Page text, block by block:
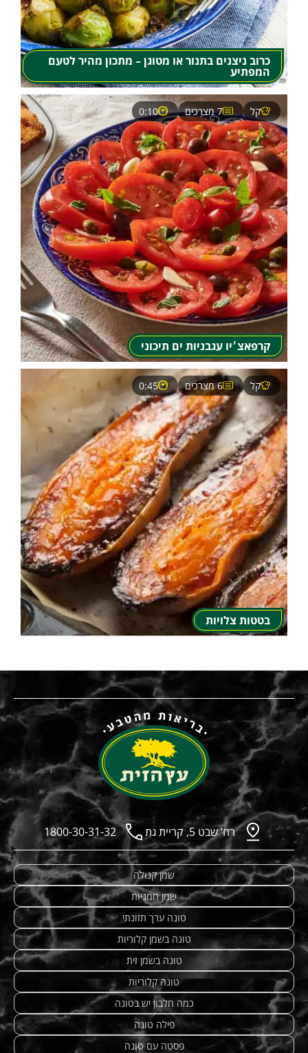
כרוב ניצנים בתנור או מטוגן – מתכון מהיר לטעם
המפתיע
קרפאצ׳יו עגבניות ים תיכוני
קל 7 מצרכים 0:10
בטטות צלויות
קל 6 מצרכים 0:45
רח’ שבט 5, קריית גת 1800-30-31-32
שמן קנולה
שמן חמניות
טונה ערך תזונתי
טונה בשמן קלוריות
טונה בשמן זית
טונה קלוריות
כמה חלבון יש בטונה
פילה טונה
פסטה עם טונה